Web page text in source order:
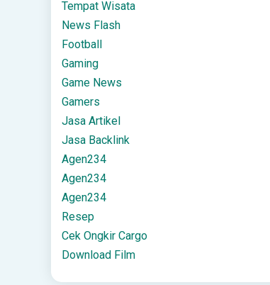
Tempat Wisata
News Flash
Football
Gaming
Game News
Gamers
Jasa Artikel
Jasa Backlink
Agen234
Agen234
Agen234
Resep
Cek Ongkir Cargo
Download Film